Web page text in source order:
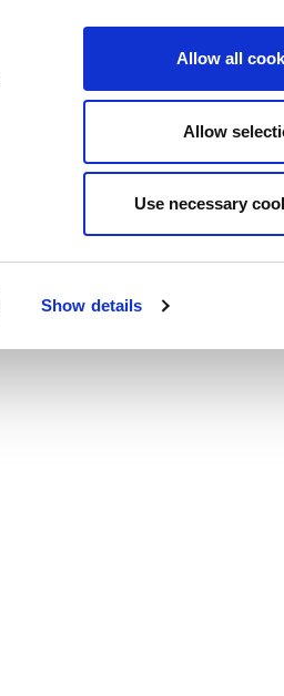
Show details
Allow all
Allow
Use necessary